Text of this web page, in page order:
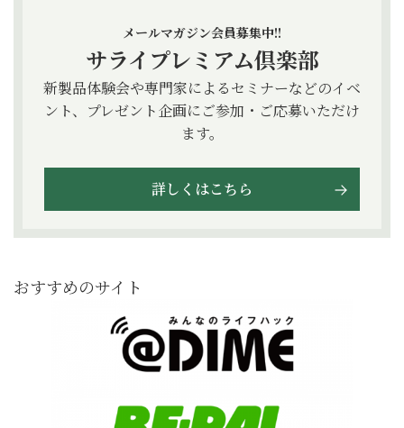
メールマガジン会員募集中!!
サライプレミアム倶楽部
新製品体験会や専門家によるセミナーなどのイベ
ント、プレゼント企画にご参加・ご応募いただけ
ます。
詳しくはこちら
おすすめのサイト